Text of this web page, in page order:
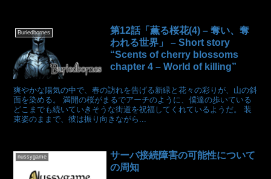
Buriedbornes
第12話「薫る桜花(4) – 奪い、奪
われる世界」 – Short story
“Scents of cherry blossoms
chapter 4 – World of killing”
爽やかな陽気の中で、春の訪れを告げる新緑と花々の彩りが、山の斜
面を染める。 満開の桜がまるでアーチのように、僕達の歩いている
どこまでも続いていきそうな街道を祝福してくれているようだ。 装
束姿のままで、彼は振り向きながら...
nussygame
サーバ接続障害の可能性について
の周知